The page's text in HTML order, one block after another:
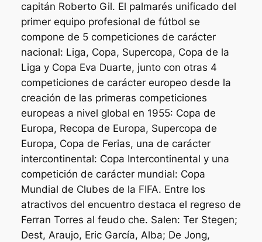
capitán Roberto Gil. El palmarés unificado del
primer equipo profesional de fútbol se
compone de 5 competiciones de carácter
nacional: Liga, Copa, Supercopa, Copa de la
Liga y Copa Eva Duarte, junto con otras 4
competiciones de carácter europeo desde la
creación de las primeras competiciones
europeas a nivel global en 1955: Copa de
Europa, Recopa de Europa, Supercopa de
Europa, Copa de Ferias, una de carácter
intercontinental: Copa Intercontinental y una
competición de carácter mundial: Copa
Mundial de Clubes de la FIFA. Entre los
atractivos del encuentro destaca el regreso de
Ferran Torres al feudo che. Salen: Ter Stegen;
Dest, Araujo, Eric García, Alba; De Jong,